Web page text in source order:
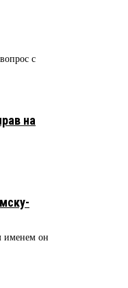
с
на
именем он